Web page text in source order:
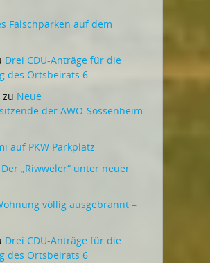
Falschparken auf dem
Drei CDU-Anträge für die
des Ortsbeirats 6
zu Neue
der AWO-Sossenheim
auf PKW Parkplatz
Der „Riwweler“ unter neuer
völlig ausgebrannt –
Drei CDU-Anträge für die
des Ortsbeirats 6